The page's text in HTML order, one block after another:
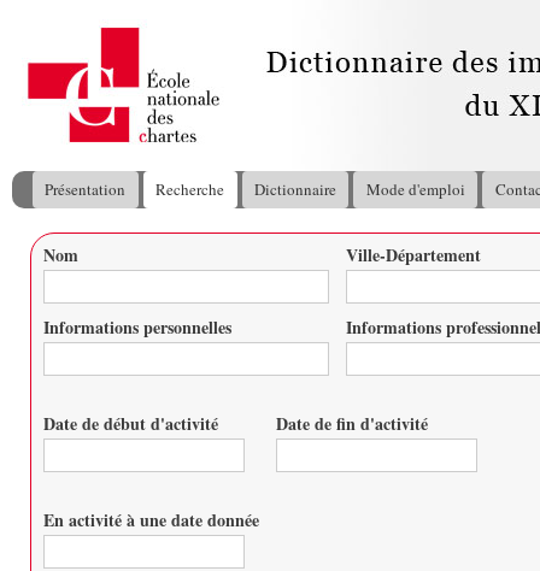
Menu principal
Présentation Recherche Dictionnaire Mode d'emploi
Vous êtes ici
Nom Ville-Département
Informations personnelles Informations
Date de début d'activité Date de fin d'activité
En activité à une date donnée